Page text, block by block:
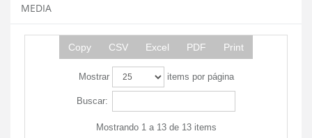
MEDIA
Copy CSV Excel PDF Print
Mostrar items por página
Buscar:
Mostrando 1 a 13 de 13 items